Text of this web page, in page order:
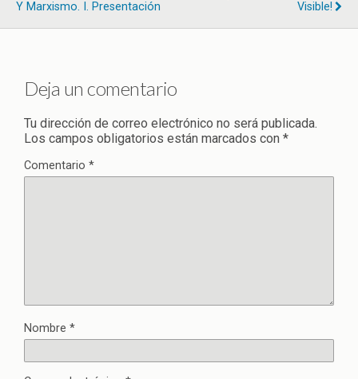
Y Marxismo. I. Presentación
Visible!
Deja un comentario
Tu dirección de correo electrónico no será publicada.
Los campos obligatorios están marcados con *
Comentario *
Nombre *